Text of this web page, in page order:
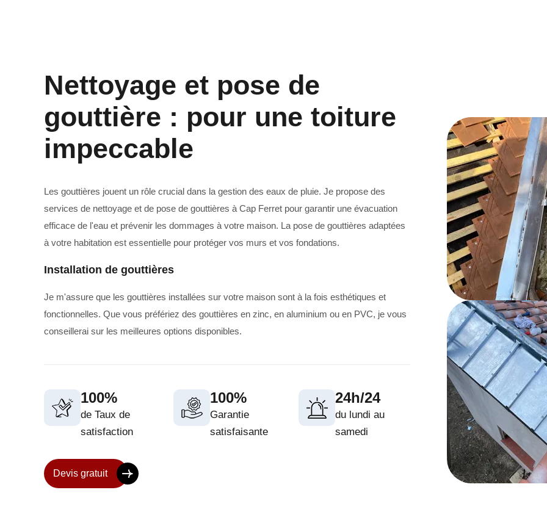
Ravalement de façade 33 Ramonage 33
Nettoyage et pose de
gouttière : pour une toiture
impeccable
Les gouttières jouent un rôle crucial dans la gestion des eaux de pluie. Je propose des
services de nettoyage et de pose de gouttières à Cap Ferret pour garantir une évacuation
efficace de l'eau et prévenir les dommages à votre maison. La pose de gouttières adaptées
à votre habitation est essentielle pour protéger vos murs et vos fondations.
Installation de gouttières
Je m'assure que les gouttières installées sur votre maison sont à la fois esthétiques et
fonctionnelles. Que vous préfériez des gouttières en zinc, en aluminium ou en PVC, je vous
conseillerai sur les meilleures options disponibles.
100%
de Taux de
satisfaction
100%
Garantie
satisfaisante
24h/24
du lundi au
samedi
Devis gratuit